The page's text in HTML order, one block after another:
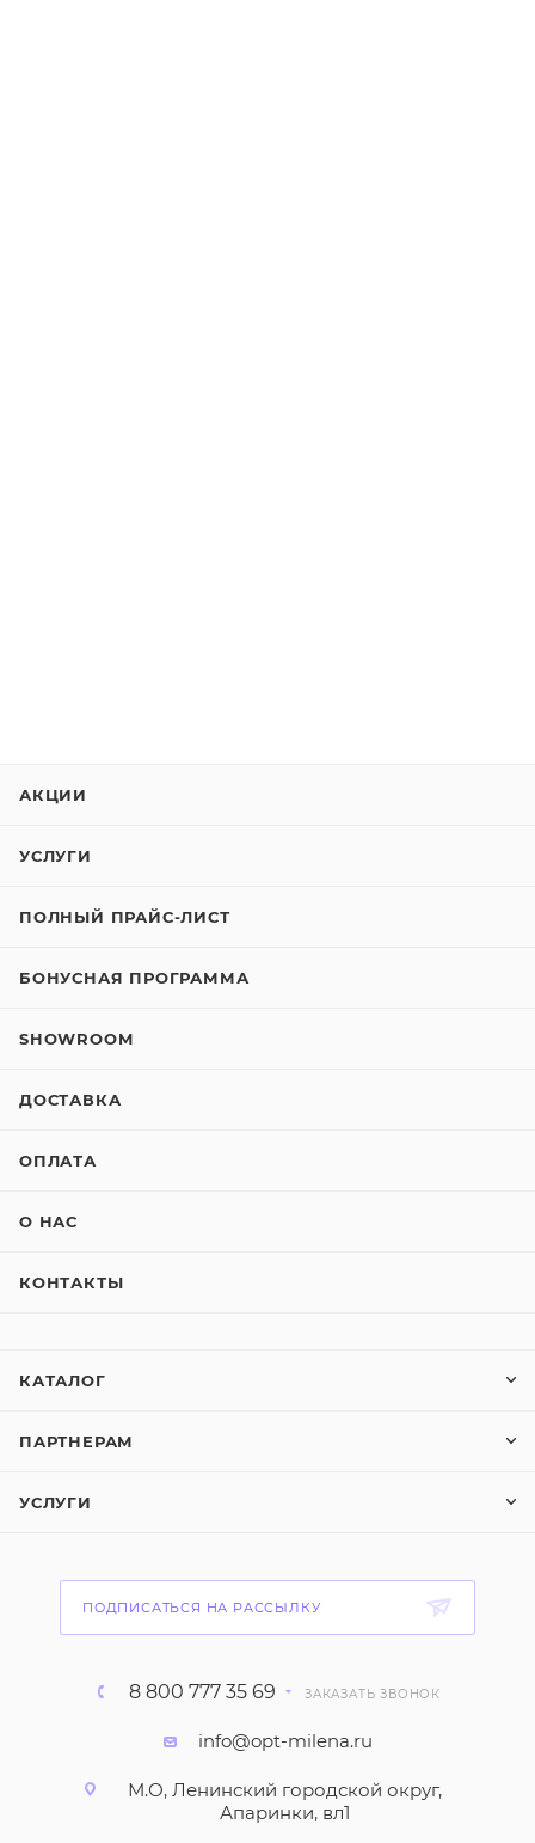
АКЦИИ
УСЛУГИ
ПОЛНЫЙ ПРАЙС-ЛИСТ
БОНУСНАЯ ПРОГРАММА
SHOWROOM
ДОСТАВКА
ОПЛАТА
О НАС
КОНТАКТЫ
КАТАЛОГ
ПАРТНЕРАМ
УСЛУГИ
ПОДПИСАТЬСЯ НА РАССЫЛКУ
8 800 777 35 69 ЗАКАЗАТЬ ЗВОНОК
info@opt-milena.ru
М.О, Ленинский городской округ,
Апаринки, вл1